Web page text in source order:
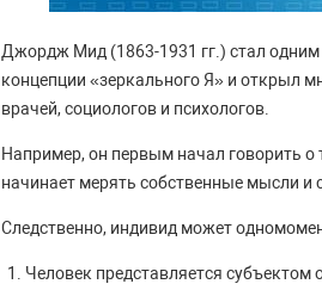
Джордж Мид (1863-1931 гг.) стал
концепции «зеркального Я» и открыл
врачей, социологов и психологов.
Например, он первым начал говорить о
начинает мерять собственные мысли и
Следственно, индивид может
Человек представляется